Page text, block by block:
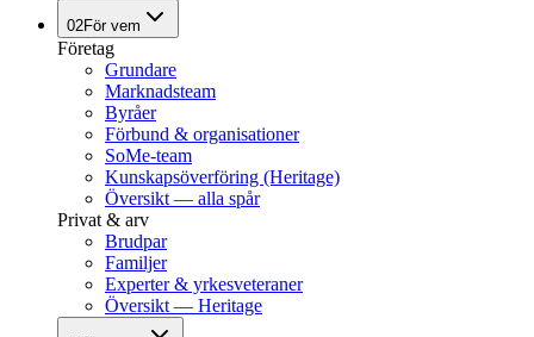
02För vem
Företag
Grundare
Marknadsteam
Byråer
Förbund & organisationer
SoMe-team
Kunskapsöverföring (Heritage)
Översikt — alla spår
Privat & arv
Brudpar
Familjer
Experter & yrkesveteraner
Översikt — Heritage